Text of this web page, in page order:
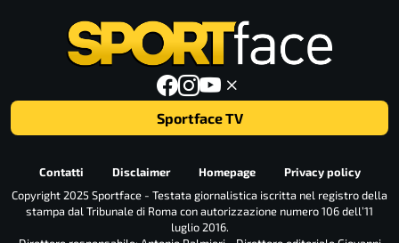
Sportface TV
Contatti Disclaimer Homepage
Privacy policy
Copyright 2025 Sportface - Testata giornalistica iscritta nel registro della
stampa dal Tribunale di Roma con autorizzazione numero 106 dell’11
luglio 2016.